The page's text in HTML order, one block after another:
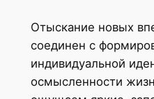
Отыскание новых
соединен с
индивидуальной
осмысленности